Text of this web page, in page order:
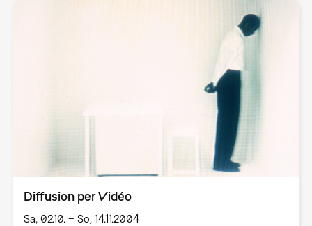
Diffusion per Vidéo
Sa, 02.10. – So, 14.11.2004